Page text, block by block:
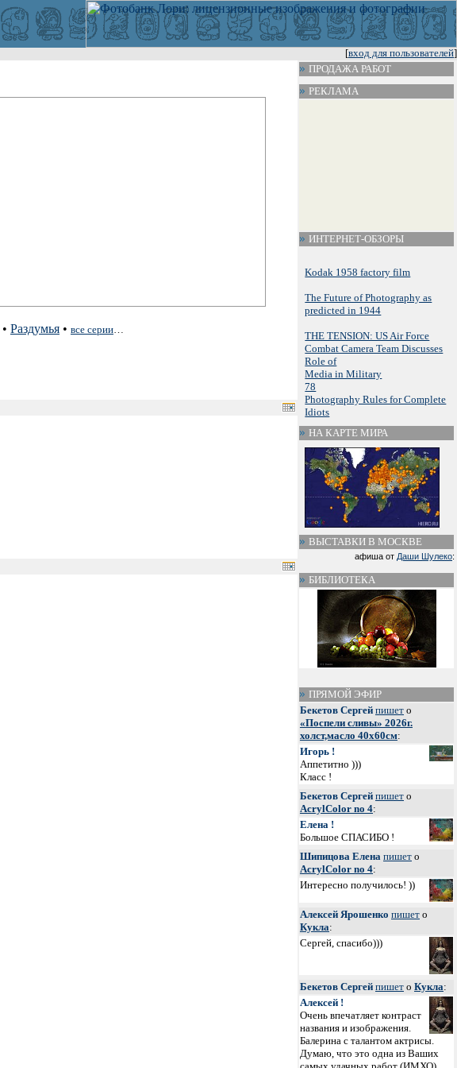
[вход для пользователей]
• Раздумья • все серии…
ПРОДАЖА РАБОТ
РЕКЛАМА
ИНТЕРНЕТ-ОБЗОРЫ
Kodak 1958 factory film
The Future of Photography as
predicted in 1944
THE TENSION: US Air Force
Combat Camera Team Discusses
Role of
Media in Military
78
Photography Rules for Complete
Idiots
НА КАРТЕ МИРА
ВЫСТАВКИ В МОСКВЕ
афиша от Даши Шулеко:
БИБЛИОТЕКА
ПРЯМОЙ ЭФИР
Бекетов Сергей пишет о
«Поспели сливы» 2026г.
холст,масло 40х60см:
Игорь !
Аппетитно )))
Класс !
Бекетов Сергей пишет о
AcrylColor no 4:
Елена !
Большое СПАСИБО !
Шипицова Елена пишет о
AcrylColor no 4:
Интересно получилось! ))
Алексей Ярошенко пишет о
Кукла:
Сергей, спасибо)))
Бекетов Сергей пишет о Кукла:
Алексей !
Очень впечатляет контраст
названия и изображения.
Балерина с талантом актрисы.
Думаю, что это одна из Ваших